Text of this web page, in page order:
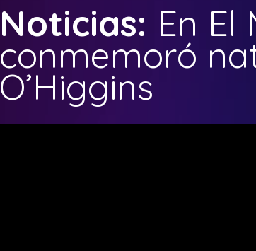
Noticias: En El
conmemoró
O’Higgins